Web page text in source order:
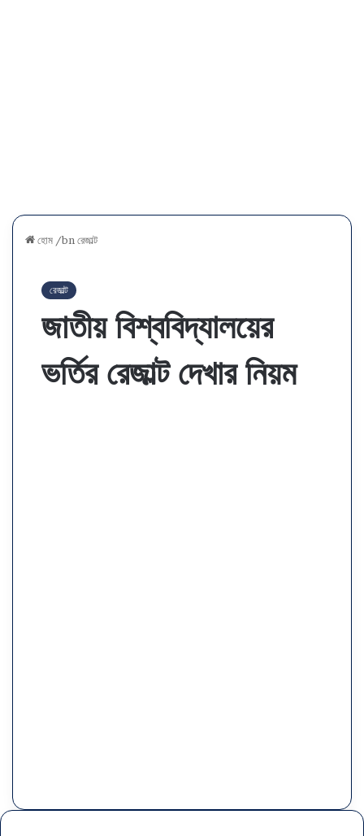
হোম /bn রেজাল্ট
রেজাল্ট
জাতীয় বিশ্ববিদ্যালয়ের
ভর্তির রেজাল্ট দেখার নিয়ম